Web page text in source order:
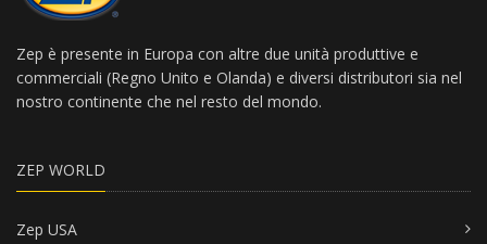
Zep è presente in Europa con altre due unità produttive e
commerciali (Regno Unito e Olanda) e diversi distributori sia nel
nostro continente che nel resto del mondo.
ZEP WORLD
Zep USA